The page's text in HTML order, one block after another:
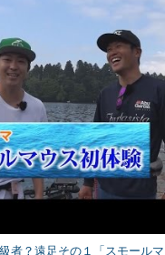
者？遠足その１「スモール